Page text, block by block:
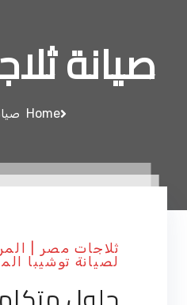
صيانة
Home
ثلاجات مصر |
لصيانة توشيبا